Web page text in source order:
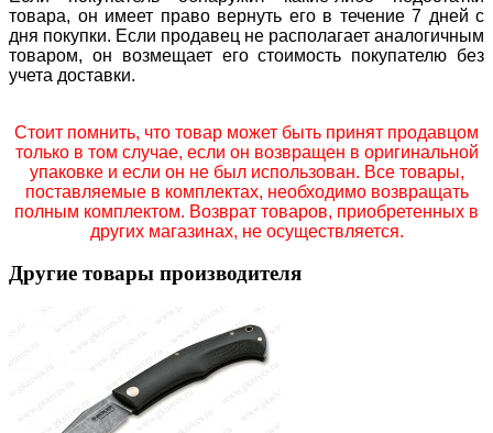
товара, он имеет право вернуть его в течение 7 дней с
дня покупки. Если продавец не располагает аналогичным
товаром, он возмещает его стоимость покупателю без
учета доставки.
Стоит помнить, что товар может быть принят продавцом
только в том случае, если он возвращен в оригинальной
упаковке и если он не был использован. Все товары,
поставляемые в комплектах, необходимо возвращать
полным комплектом. Возврат товаров, приобретенных в
других магазинах, не осуществляется.
Другие товары производителя